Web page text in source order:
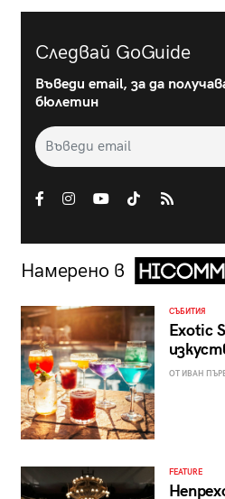
Следвай GoGuide
Въведи email, за да
бюлетин
Намерено в
СЪБИТИЯ
Exotic
ОТ ИВАН
FEATURE